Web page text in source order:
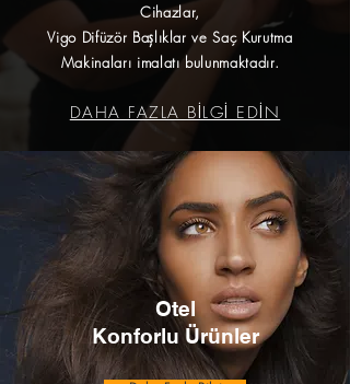
Cihazlar,
Vigo Difüzör Başlıklar ve Saç Kurutma
Makinaları imalatı bulunmaktadır.
DAHA FAZLA BİLGİ EDİN
Otel
Konforlu Ürünler